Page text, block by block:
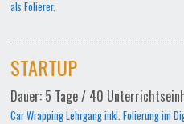
als Folierer.
STARTUP
Dauer: 5 Tage / 40
Car Wrapping Lehrgang inkl. Folierung im